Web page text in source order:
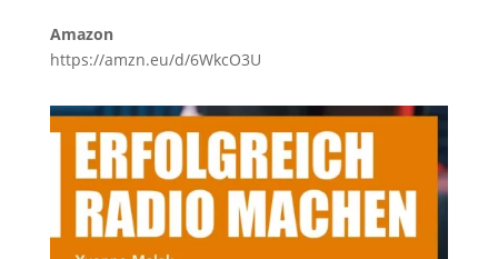
Amazon
https://amzn.eu/d/6WkcO3U